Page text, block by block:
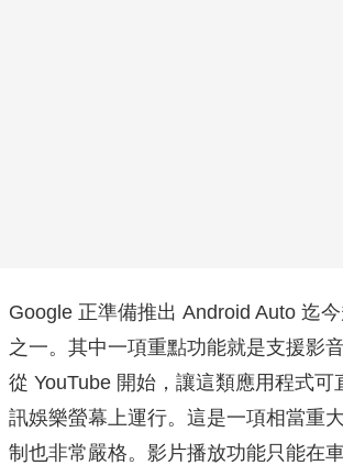
Google 正準備推出 Android Auto 迄
之一。其中一項重點功能就是支援影
從 YouTube 開始，讓這類應用程式可
訊娛樂螢幕上運行。這是一項相當重
制也非常嚴格。影片播放功能只能在